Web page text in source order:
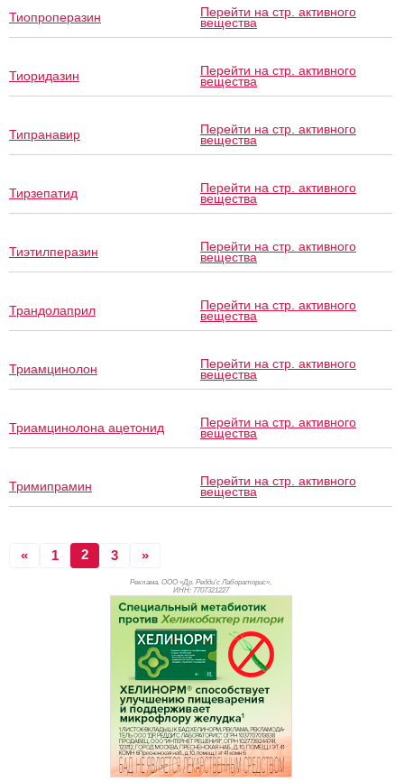
Тиопроперазин Перейти на стр. активного
вещества
Тиоридазин Перейти на стр. активного
вещества
Типранавир Перейти на стр. активного
вещества
Тирзепатид Перейти на стр. активного
вещества
Тиэтилперазин Перейти на стр. активного
вещества
Трандолаприл Перейти на стр. активного
вещества
Триамцинолон Перейти на стр. активного
вещества
Триамцинолона ацетонид Перейти на стр. активного
вещества
Тримипрамин Перейти на стр. активного
вещества
« 1 2 3 »
Реклама. ООО «Др. Редди’с Лабораторис»,
ИНН: 7707321227